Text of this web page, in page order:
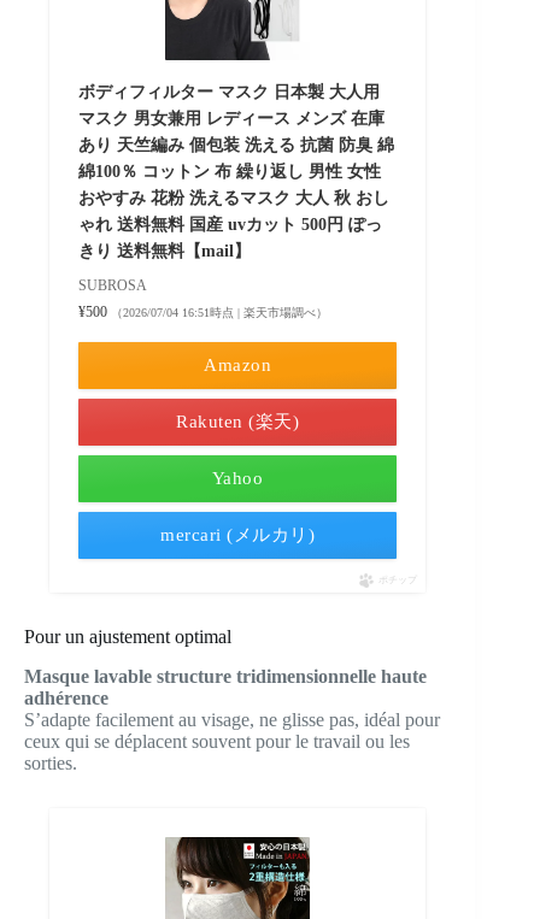
ボディフィルター マスク 日本製 大人用
マスク 男女兼用 レディース メンズ 在庫
あり 天竺編み 個包装 洗える 抗菌 防臭 綿
綿100％ コットン 布 繰り返し 男性 女性
おやすみ 花粉 洗えるマスク 大人 秋 おし
ゃれ 送料無料 国産 uvカット 500円 ぽっ
きり 送料無料【mail】
SUBROSA
¥500
（2026/07/04 16:51時点 | 楽天市場調べ）
Amazon
Rakuten (楽天)
Yahoo
mercari (メルカリ)
ポチップ
Pour un ajustement optimal
Masque lavable structure tridimensionnelle haute
adhérence
S’adapte facilement au visage, ne glisse pas, idéal pour
ceux qui se déplacent souvent pour le travail ou les
sorties.